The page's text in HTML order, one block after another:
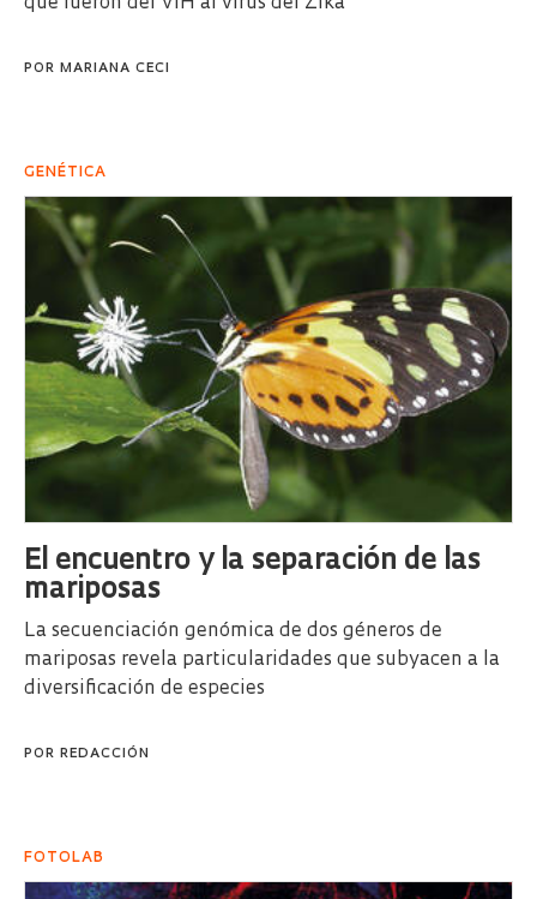
que fueron del VIH al virus del Zika
POR MARIANA CECI
GENÉTICA
El encuentro y la separación de las
mariposas
La secuenciación genómica de dos géneros de
mariposas revela particularidades que subyacen a la
diversificación de especies
POR REDACCIÓN
FOTOLAB